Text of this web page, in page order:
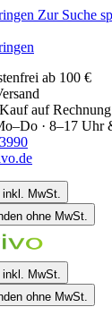
Zur Suche
ab 100 €
auf Rechnung
· 8–17 Uhr
inkl. MwSt.
ohne MwSt.
inkl. MwSt.
ohne MwSt.